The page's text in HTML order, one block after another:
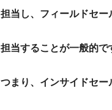
担当し、フィールドセ
担当することが一般的で
つまり、インサイドセ